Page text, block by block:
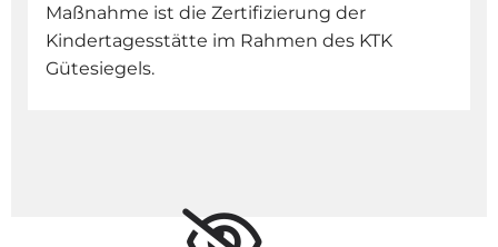
Maßnahme ist die Zertifizierung der
Kindertagesstätte im Rahmen des KTK
Gütesiegels.